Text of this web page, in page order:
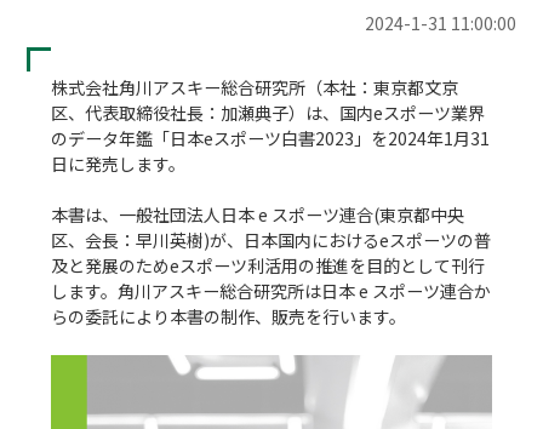
2024-1-31 11:00:00
株式会社角川アスキー総合研究所（本社：東京都文京
区、代表取締役社長：加瀬典子）は、国内eスポーツ業界
のデータ年鑑「日本eスポーツ白書2023」を2024年1月31
日に発売します。
本書は、一般社団法人日本 e スポーツ連合(東京都中央
区、会長：早川英樹)が、日本国内におけるeスポーツの普
及と発展のためeスポーツ利活用の推進を目的として刊行
します。角川アスキー総合研究所は日本 e スポーツ連合か
らの委託により本書の制作、販売を行います。